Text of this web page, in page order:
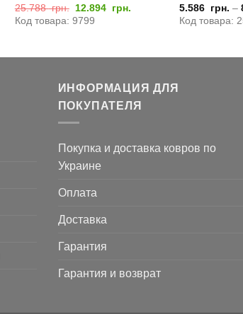
25.788грн. Первоначальная
цена
составляла
12.894 грн.
Код товара: 9799
5.586 грн. –
Код товара:
ИНФОРМАЦИЯ ДЛЯ
ПОКУПАТЕЛЯ
Покупка и доставка ковров по
Украине
Оплата
Доставка
Гарантия
Гарантия и возврат